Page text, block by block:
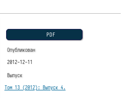
PDF
Опубликован
2012-12-11
Выпуск
Том 13 (2012): Выпуск 4.